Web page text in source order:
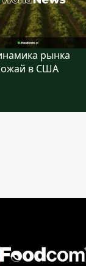
рынка
в США